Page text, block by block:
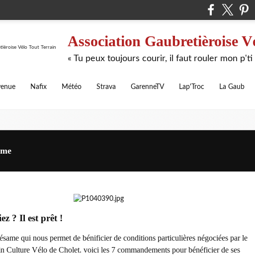
Association Gaubretièroise
« Tu peux toujours courir, il faut rouler mon p'ti
Nafix Météo Strava GarenneTV Lap'Troc La Gaub
? Il est prêt !
qui nous permet de bénificier de conditions particulières négociées par le
Culture Vélo de Cholet. voici les 7 commandements pour bénéficier de ses